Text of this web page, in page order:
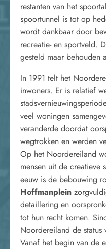
restanten van het
spoortunnel is tot op
wordt dankbaar door
recreatie- en sportveld.
gesteld maar behouden
In 1991 telt het
inwoners. Er is relatief
veel woningen
veranderde doordat
wegtrokken en werden
Op het Noordereiland
mensen uit de creatieve
eeuw is de bebouwing
Hoffmanplein
detaillering en
tot hun recht komen.
Noordereiland de status
Vanaf het begin van de